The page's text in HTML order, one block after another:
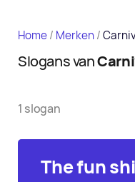
Home/ Merken/
Slogans van
1 slogan
The fun